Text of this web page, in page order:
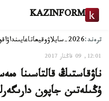
KAZINFORM
ترەند:2026-سايلاۋ وقيعاتاعايىنداۋ
12:01, 09 قاڭتار 2017
ناۋقاستىڭ قالتاسىنا
ۇڭىلەتىن جاپون